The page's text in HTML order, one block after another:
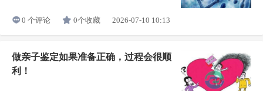
0 个评论 0个收藏 2026-07-10 10:13
做亲子鉴定如果准备正确，过程会很顺
利！